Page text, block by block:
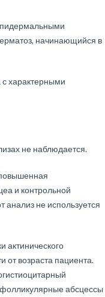
начинающийся в
характерными
не наблюдается.
и контрольной
анализ не используется
актинического
возраста пациента.
абсцессы